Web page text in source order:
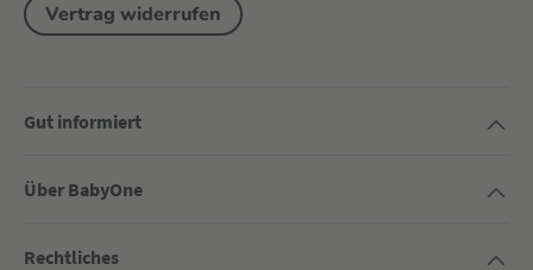
Vertrag widerrufen
Gut informiert
Über BabyOne
Rechtliches